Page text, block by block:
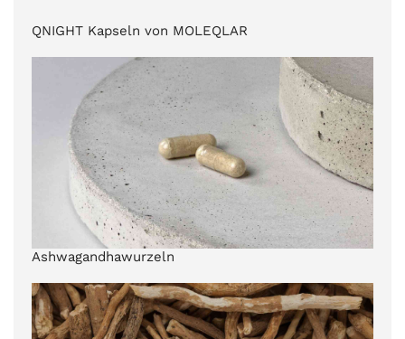
QNIGHT Kapseln von MOLEQLAR
Ashwagandhawurzeln